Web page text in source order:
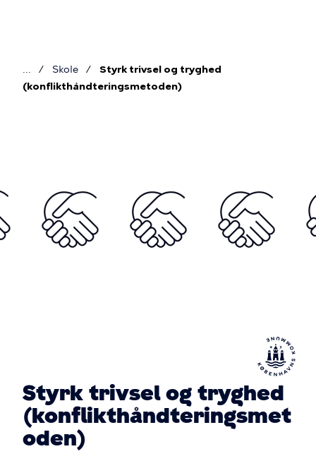
Brødkrumme
Skole
Styrk trivsel og tryghed
(konflikthåndteringsmetoden)
Styrk trivsel og tryghed
(konflikthåndteringsmet
oden)